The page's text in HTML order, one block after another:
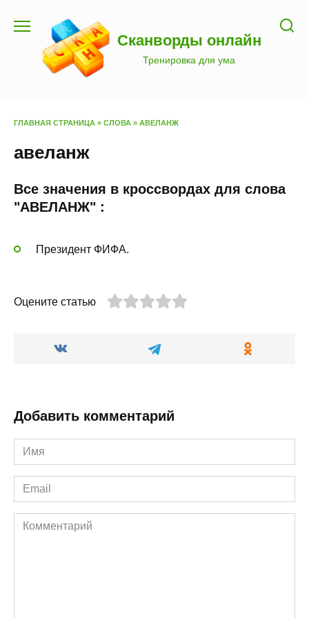
содержанию
Сканворды онлайн
Тренировка для ума
ГЛАВНАЯ СТРАНИЦА » СЛОВА » АВЕЛАНЖ
авеланж
Все значения в кроссвордах для слова
"АВЕЛАНЖ" :
Президент ФИФА.
Оцените статью
Добавить комментарий
Имя
*
Email
*
Комментарий